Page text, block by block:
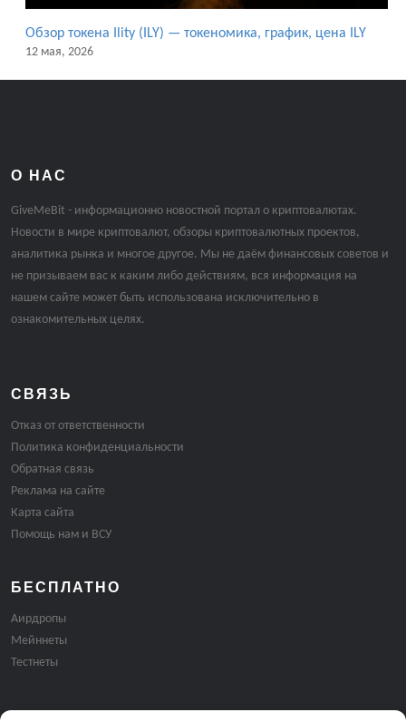
Обзор токена Ility (ILY) — токеномика, график, цена ILY
12 мая, 2026
О НАС
GiveMeBit - информационно новостной портал о криптовалютах.
Новости в мире криптовалют, обзоры криптовалютных проектов,
аналитика рынка и многое другое. Мы не даём финансовых советов и
не призываем вас к каким либо действиям, вся информация на
нашем сайте может быть использована исключительно в
ознакомительных целях.
СВЯЗЬ
Отказ от ответственности
Политика конфиденциальности
Обратная связь
Реклама на сайте
Карта сайта
Помощь нам и ВСУ
БЕСПЛАТНО
Аирдропы
Мейннеты
Тестнеты